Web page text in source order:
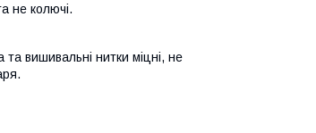
не колючі.
вишивальні нитки міцні, не